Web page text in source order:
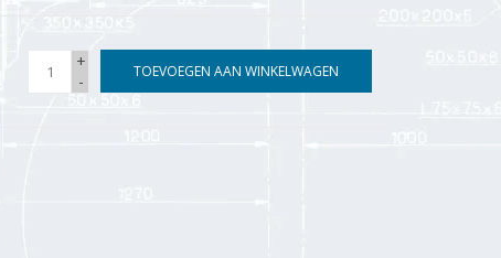
+
-
TOEVOEGEN AAN WINKELWAGEN